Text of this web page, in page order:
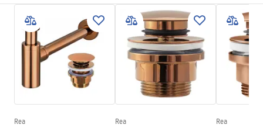
Värv
Beež
Lõpeta
Matt
Pikkus
605mm
410mm
140mm
120mm
Kuju
Kokkupaneku juhised
Basin.pdf
Garantiitingimused
Warranty_Terms_and_Conditions_Basins_-_5.pdf
Rea Rea Rea